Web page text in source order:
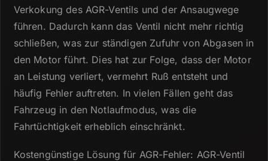
Verkokung des AGR-Ventils und der Ansaugwege
führen. Dadurch kann das Ventil nicht mehr richtig
schließen, was zur ständigen Zufuhr von Abgasen in
den Motor führt. Dies hat zur Folge, dass der Motor
an Leistung verliert, vermehrt Ruß entsteht und
häufig Fehler auftreten. In vielen Fällen geht das
Fahrzeug in den Notlaufmodus, was die
Fahrtüchtigkeit erheblich einschränkt.
Kostengünstige Lösung für AGR-Fehler: AGR-Ventil